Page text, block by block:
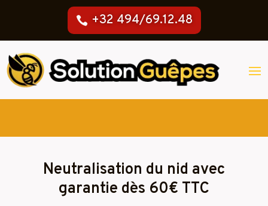
+32 494/69.12.48
Neutralisation du nid avec
garantie dès 60€ TTC